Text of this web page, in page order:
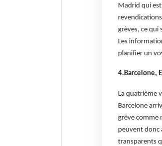
Madrid qui
grèves, ce qui
Les
planifier un
4.Barcelone,
La quatrième
Barcelone
grève comme
peuvent donc
transparents